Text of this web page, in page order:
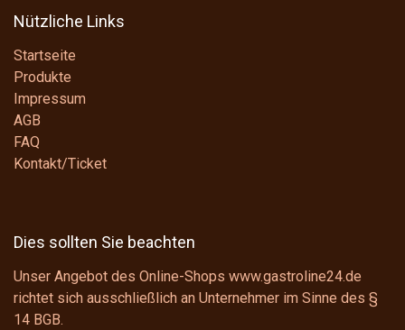
Nützliche Links
Startseite
Produkte
Impressum
AGB
FAQ
Kontakt/Ticket
Dies sollten Sie beachten
Unser Angebot des Online-Shops www.gastroline24.de
richtet sich ausschließlich an Unternehmer im Sinne des §
14 BGB.